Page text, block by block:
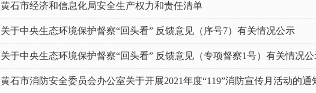
黄石市经济和信息化局安全生产权力和责任清单
关于中央生态环境保护督察“回头看” 反馈意见（序号7）有关情况公示
关于中央生态环境保护督察“回头看” 反馈意见（专项督察1号）有关情况公
黄石市消防安全委员会办公室关于开展2021年度“119”消防宣传月活动的通